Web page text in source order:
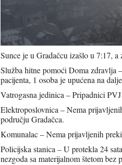
Sunce je u Gradačcu izašlo u 7:17, a
Služba hitne pomoći Doma zdravlja
pacijenta, 1 osoba je upućena na
Vatrogasna jedinica – Pripadnici
Elektroposlovnica – Nema
području Gradačca.
Komunalac – Nema prijavljenih
Policijska stanica – U protekla 24
nezgoda sa materijalnom štetom